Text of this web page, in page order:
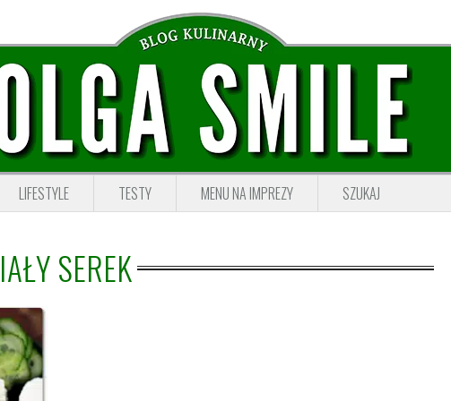
LIFESTYLE TESTY MENU NA IMPREZY SZUKAJ
SEREK